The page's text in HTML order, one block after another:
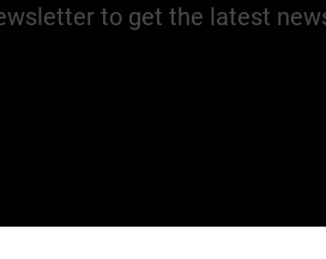
to get the latest